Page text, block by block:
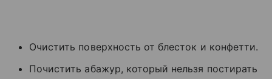
Очистить поверхность от блесток и конфетти.
Почистить абажур, который нельзя постирать